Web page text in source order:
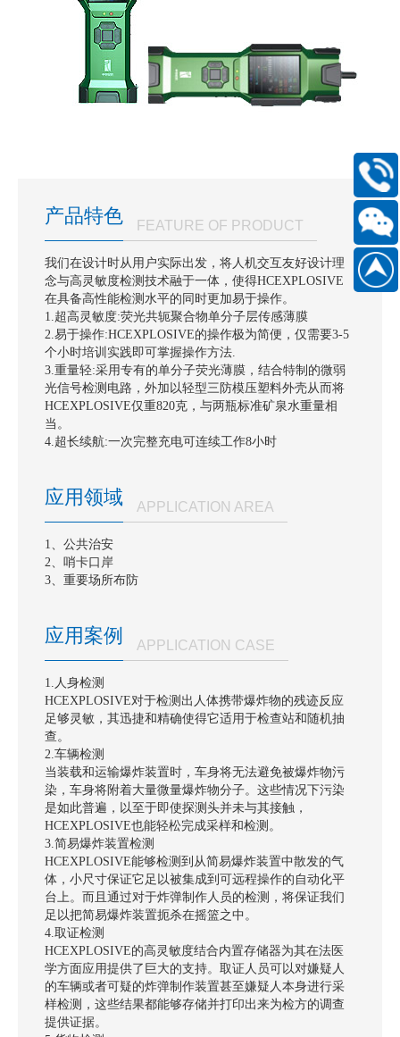
产品特色 FEATURE OF PRODUCT
我们在设计时从用户实际出发，将人机交互友好设计理
念与高灵敏度检测技术融于一体，使得HCEXPLOSIVE
在具备高性能检测水平的同时更加易于操作。
1.超高灵敏度:荧光共轭聚合物单分子层传感薄膜
2.易于操作:HCEXPLOSIVE的操作极为简便，仅需要3-5
个小时培训实践即可掌握操作方法.
3.重量轻:采用专有的单分子荧光薄膜，结合特制的微弱
光信号检测电路，外加以轻型三防模压塑料外壳从而将
HCEXPLOSIVE仅重820克，与两瓶标准矿泉水重量相
当。
4.超长续航:一次完整充电可连续工作8小时
应用领域 APPLICATION AREA
1、公共治安
2、哨卡口岸
3、重要场所布防
应用案例 APPLICATION CASE
1.人身检测
HCEXPLOSIVE对于检测出人体携带爆炸物的残迹反应
足够灵敏，其迅捷和精确使得它适用于检查站和随机抽
查。
2.车辆检测
当装载和运输爆炸装置时，车身将无法避免被爆炸物污
染，车身将附着大量微量爆炸物分子。这些情况下污染
是如此普遍，以至于即使探测头并未与其接触，
HCEXPLOSIVE也能轻松完成采样和检测。
3.简易爆炸装置检测
HCEXPLOSIVE能够检测到从简易爆炸装置中散发的气
体，小尺寸保证它足以被集成到可远程操作的自动化平
台上。而且通过对于炸弹制作人员的检测，将保证我们
足以把简易爆炸装置扼杀在摇篮之中。
4.取证检测
HCEXPLOSIVE的高灵敏度结合内置存储器为其在法医
学方面应用提供了巨大的支持。取证人员可以对嫌疑人
的车辆或者可疑的炸弹制作装置甚至嫌疑人本身进行采
样检测，这些结果都能够存储并打印出来为检方的调查
提供证据。
400-
168-
6661
扫
一